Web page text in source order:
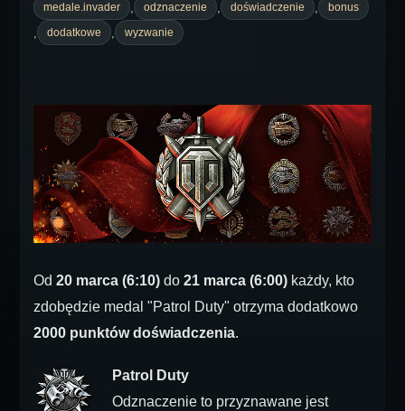
medale.invader
odznaczenie doświadczenie bonus
dodatkowe wyzwanie
Od 20 marca (6:10) do 21 marca (6:00) każdy, kto
zdobędzie medal "Patrol Duty" otrzyma dodatkowo
2000 punktów doświadczenia.
Patrol Duty
Odznaczenie to przyznawane jest